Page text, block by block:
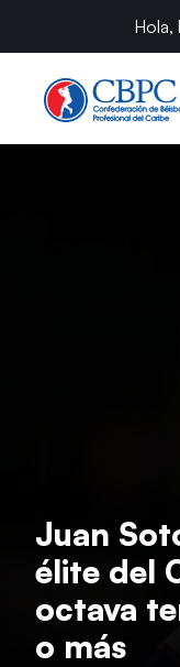
Hola,
Juan
élite del
octava
o más